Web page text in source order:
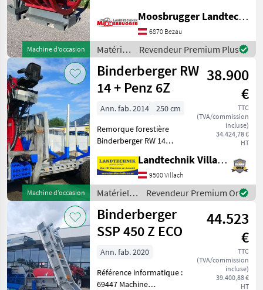
MARKETPLACE
Marketplace
Offres des
distributeurs
Petites
annonces
Machine d’occasion
Stapleraufnahme,
Euroaufnahme,
Gesamtgewicht 330kg.
Vollgendes Zubehör ist
Moosbrugger Landtechnik GmbH
6870 Bezau
Matériels
forestiers
et
matériels
pour le
travail
Sonstige
Revendeur Premium Plus
Machine d’occasion
Binderberger RW
14 + Penz 6Z
38.900
€
TTC
(TVA/commission
incluse)
34.424,78 €
HT
Ann. fab. 2014
250 cm
Remorque forestière
Binderberger RW 14
6Z, avec mirage d'origine,
commande par joystick et
pédale, alimentation
hydraulique autonome
avec pom
Landtechnik Villach GmbH
9500 Villach
Matériels
forestiers
et
matériels
pour le
travail du
Binderberger
Revendeur Premium Or
Binderberger
SSP 450 Z ECO
44.523
€
TTC
(TVA/commission
incluse)
39.400,88 €
HT
Ann. fab. 2020
Référence informatique :
69447 Machine